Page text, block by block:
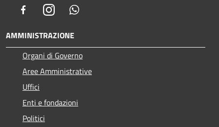
FacebookInstagram
AMMINISTRAZIONE
Organi di Governo
Aree Amministrative
Uffici
Enti e fondazioni
Politici